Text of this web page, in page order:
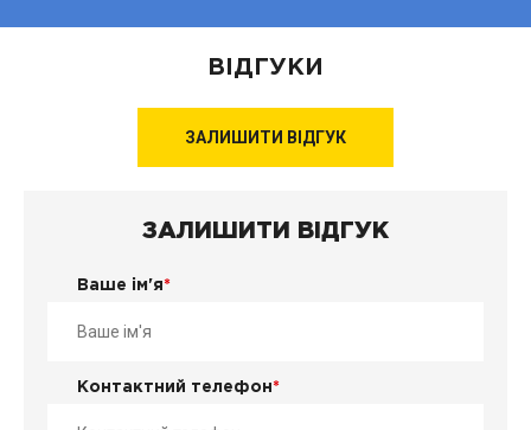
ВІДГУКИ
ЗАЛИШИТИ ВІДГУК
ЗАЛИШИТИ ВІДГУК
Ваше ім'я*
Контактний телефон*